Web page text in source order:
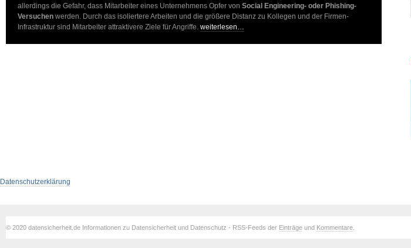
allerdings die Gefahr, dass Mitarbeiter eines Unternehmens Opfer von Social Engineering- oder Phishing-
Versuchen werden. Durch das isoliertere Arbeiten und die größere Distanz zu Kollegen und der Firmen-
Infrastruktur sind Mitarbeiter attraktivere Ziele für Angriffe. weiterlesen…
Datenschutzerklärung
© 2020 datensicherheit.de Informationen zu Datensicherheit und Datenschutz - RSS-Feeds der Einträge und Kommentare